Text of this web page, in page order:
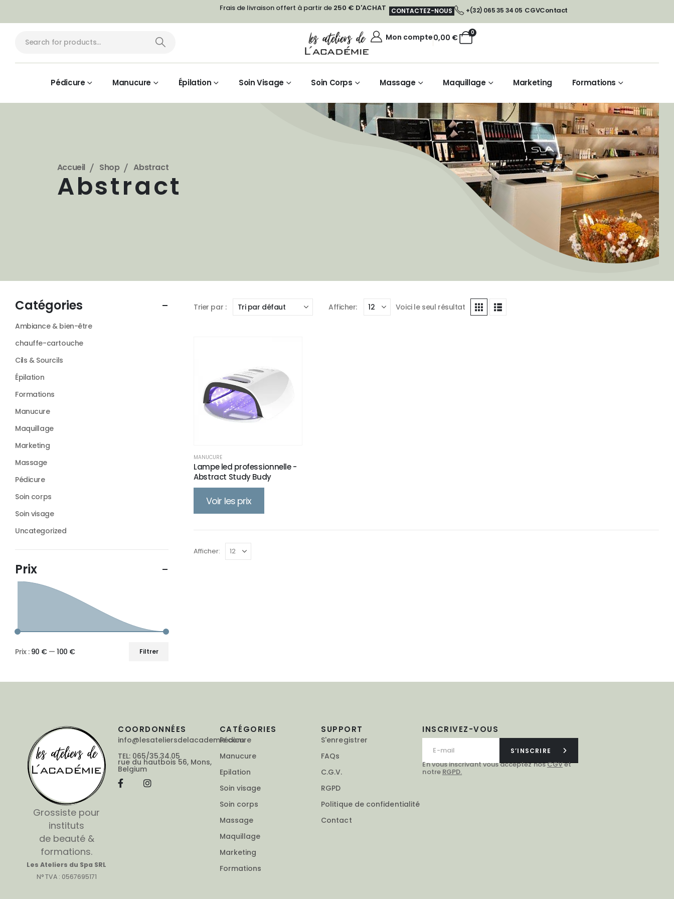
Frais de livraison offert à partir de 250 € D'ACHAT CONTACTEZ-NOUS +(32) 065 35 34 05 CGVContact
Mon compte 0
0,00 €
Pédicure Manucure Épilation Soin Visage Soin Corps Massage Maquillage Marketing Formations
Accueil Shop Abstract
Abstract
Trier par : Afficher: Voici le seul résultat
MANUCURE
Lampe led professionnelle -
Abstract Study Budy
Voir les prix
Afficher:
Ambiance & bien-être
chauffe-cartouche
Cils & Sourcils
Épilation
Formations
Manucure
Maquillage
Marketing
Massage
Pédicure
Soin corps
Soin visage
Uncategorized
Filtrer
Prix : 90 €—100 €
Grossiste pour
instituts
de beauté &
formations.
Les Ateliers du Spa SRL
N° TVA : 0567695171
INSCRIVEZ-VOUS
S’INSCRIRE
En vous inscrivant vous acceptez nosCGVet
notre RGPD.
COORDONNÉES
info@lesateliersdelacademie.com
TEL: 065/35.34.05
rue du hautbois 56, Mons,
Belgium
CATÉGORIES
Pédicure
Manucure
Epilation
Soin visage
Soin corps
Massage
Maquillage
Marketing
Formations
SUPPORT
S'enregistrer
FAQs
C.G.V.
RGPD
Politique de confidentialité
Contact